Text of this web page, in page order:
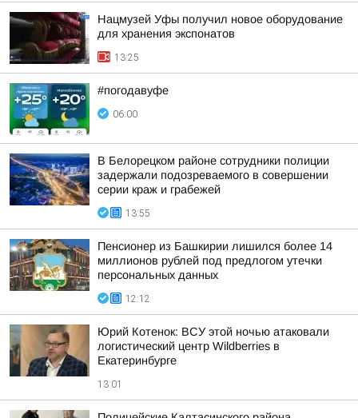
Нацмузей Уфы получил новое оборудование
для хранения экспонатов
13:25
#погодавуфе
06:00
В Белорецком районе сотрудники полиции
задержали подозреваемого в совершении
серии краж и грабежей
13:55
Пенсионер из Башкирии лишился более 14
миллионов рублей под предлогом утечки
персональных данных
12:12
Юрий Котенок: ВСУ этой ночью атаковали
логистический центр Wildberries в
Екатеринбурге
13:01